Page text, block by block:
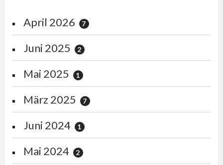
April 2026 7
Juni 2025 2
Mai 2025 1
März 2025 7
Juni 2024 1
Mai 2024 2